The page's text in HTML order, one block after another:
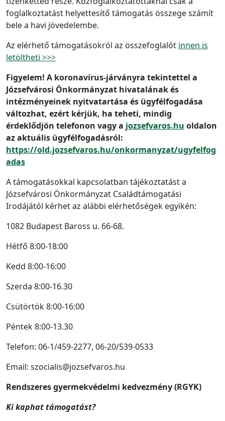
foglalkoztatást helyettesítő támogatás összege számít
bele a havi jövedelembe.
Az elérhető támogatásokról az összefoglalót innen is
letöltheti >>>
Figyelem! A koronavírus-járványra tekintettel a
Józsefvárosi Önkormányzat hivatalának és
intézményeinek nyitvatartása és ügyfélfogadása
változhat, ezért kérjük, ha teheti, mindig
érdeklődjön telefonon vagy a jozsefvaros.hu oldalon
az aktuális ügyfélfogadásról:
https://old.jozsefvaros.hu/onkormanyzat/ugyfelfog
adas
A támogatásokkal kapcsolatban tájékoztatást a
Józsefvárosi Önkormányzat Családtámogatási
Irodájától kérhet az alábbi elérhetőségek egyikén:
1082 Budapest Baross u. 66-68.
Hétfő 8:00-18:00
Kedd 8:00-16:00
Szerda 8:00-16.30
Csütörtök 8:00-16:00
Péntek 8:00-13.30
Telefon: 06-1/459-2277, 06-20/539-0533
Email: szocialis@jozsefvaros.hu
Rendszeres gyermekvédelmi kedvezmény (RGYK)
Ki kaphat támogatást?